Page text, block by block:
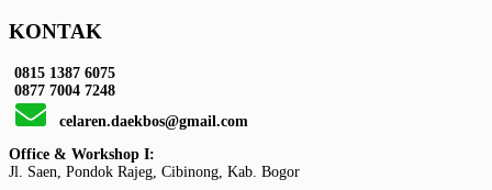
KONTAK
0815 1387 6075
0877 7004 7248
celaren.daekbos@gmail.com
Office & Workshop I:
Jl. Saen, Pondok Rajeg, Cibinong, Kab. Bogor